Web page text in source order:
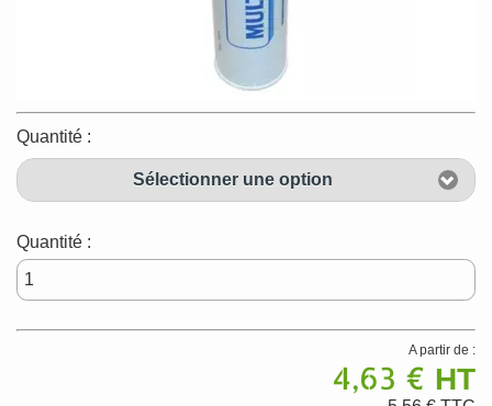
Quantité :
Sélectionner une option
Quantité :
A partir de :
4,63 € HT